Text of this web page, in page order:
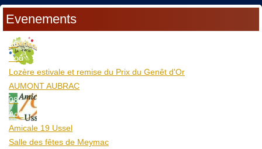
Evenements
06
Aoû
Lozère estivale et remise du Prix du Genêt d'Or
AUMONT AUBRAC
08
Aoû
Amicale 19 Ussel
Salle des fêtes de Meymac